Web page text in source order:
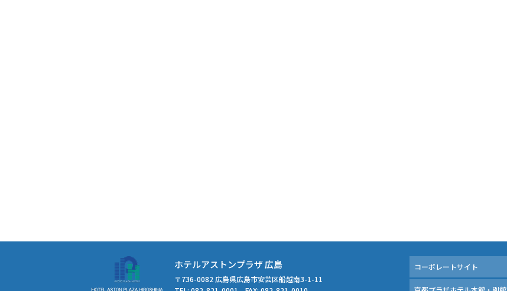
ホテルアストンプラザ 広島
〒736-0082 広島県広島市安芸区船越南3-1-11
コーポレートサイト